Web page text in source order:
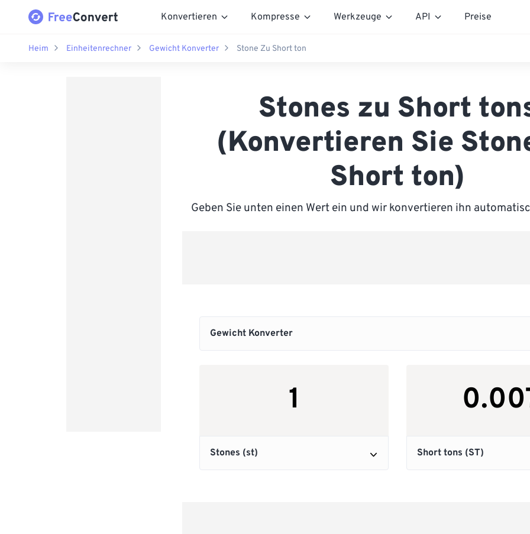
Konvertieren Kompresse Werkzeuge API Preise
Heim Einheitenrechner Gewicht Konverter Stone Zu Short ton
Stones zu Short
(Konvertieren Sie
Short ton)
Geben Sie unten einen Wert ein und wir konvertieren ihn